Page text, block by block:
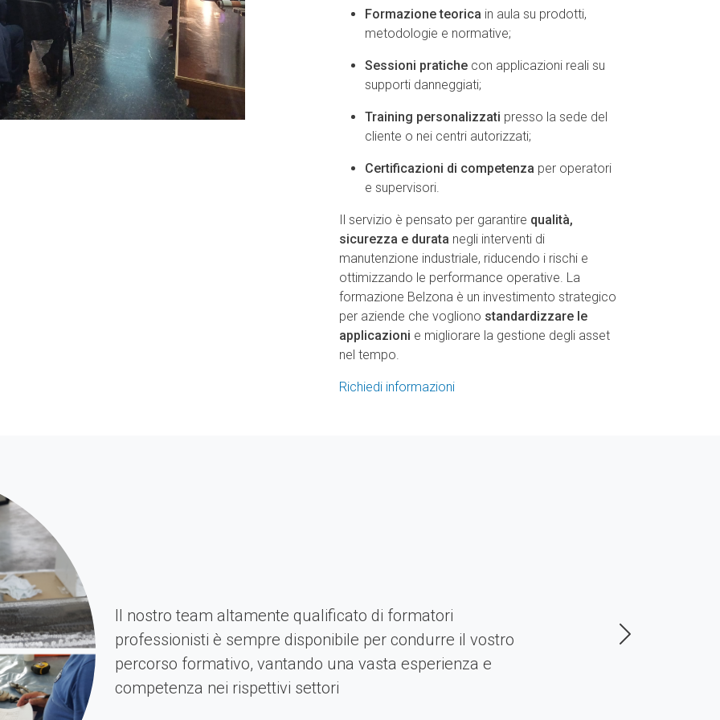
Formazione teorica in aula su prodotti,
metodologie e normative;
Sessioni pratiche con applicazioni reali su
supporti danneggiati;
Training personalizzati presso la sede del
cliente o nei centri autorizzati;
Certificazioni di competenza per operatori
e supervisori.
Il servizio è pensato per garantire qualità,
sicurezza e durata negli interventi di
manutenzione industriale, riducendo i rischi e
ottimizzando le performance operative. La
formazione Belzona è un investimento strategico
per aziende che vogliono standardizzare le
applicazioni e migliorare la gestione degli asset
nel tempo.
Richiedi informazioni
Il nostro team altamente qualificato di formatori
professionisti è sempre disponibile per condurre il vostro
percorso formativo, vantando una vasta esperienza e
competenza nei rispettivi settori